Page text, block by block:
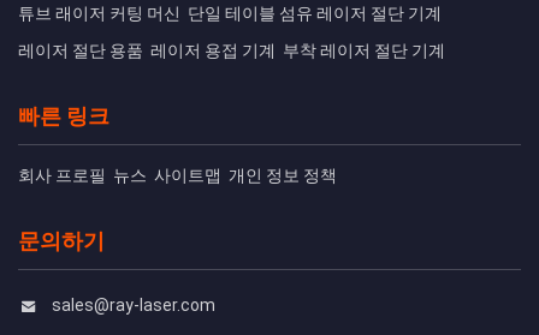
튜브 래이저 커팅 머신 단일 테이블 섬유 레이저 절단 기계
레이저 절단 용품 레이저 용접 기계 부착 레이저 절단 기계
빠른 링크
회사 프로필 뉴스 사이트맵 개인 정보 정책
문의하기
sales@ray-laser.com